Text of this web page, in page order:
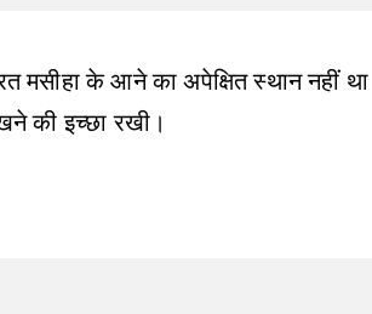
के आने का अपेक्षित स्थान नहीं था
की इच्छा रखी।